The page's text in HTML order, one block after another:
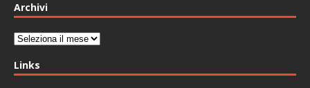
Archivi
Archivi
Links